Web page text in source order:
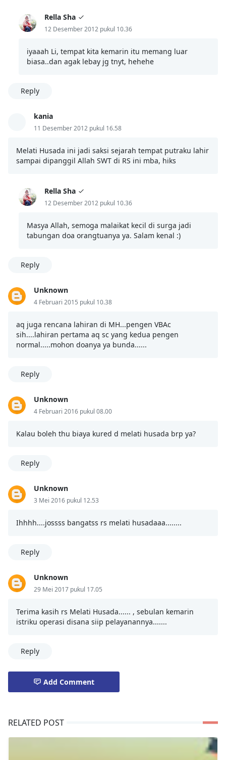
Rella Sha
12 Desember 2012 pukul 10.36
iyaaah Li, tempat kita kemarin itu memang luar
biasa..dan agak lebay jg tnyt, hehehe
Reply
kania
11 Desember 2012 pukul 16.58
Melati Husada ini jadi saksi sejarah tempat putraku lahir
sampai dipanggil Allah SWT di RS ini mba, hiks
Rella Sha
12 Desember 2012 pukul 10.36
Masya Allah, semoga malaikat kecil di surga jadi
tabungan doa orangtuanya ya. Salam kenal :)
Reply
Unknown
4 Februari 2015 pukul 10.38
aq juga rencana lahiran di MH...pengen VBAc
sih....lahiran pertama aq sc yang kedua pengen
normal.....mohon doanya ya bunda......
Reply
Unknown
4 Februari 2016 pukul 08.00
Kalau boleh thu biaya kured d melati husada brp ya?
Reply
Unknown
3 Mei 2016 pukul 12.53
Ihhhh....jossss bangatss rs melati husadaaa........
Reply
Unknown
29 Mei 2017 pukul 17.05
Terima kasih rs Melati Husada...... , sebulan kemarin
istriku operasi disana siip pelayanannya.......
Reply
Add Comment
RELATED POST